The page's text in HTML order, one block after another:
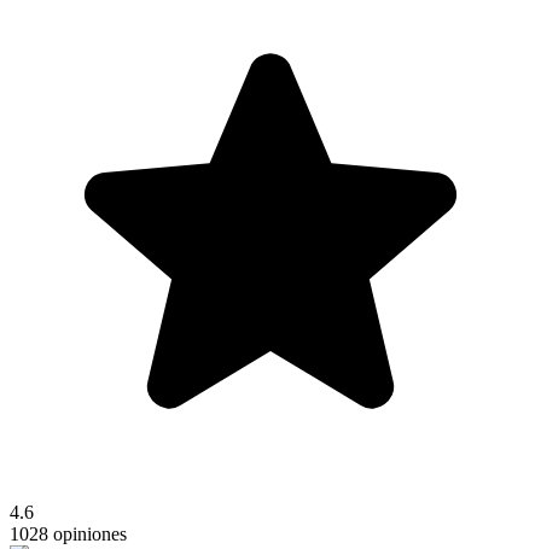
4.6
1028 opiniones